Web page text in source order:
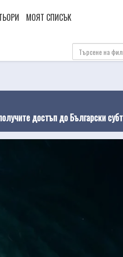
МОЯТ СПИСЪК
достъп до Български